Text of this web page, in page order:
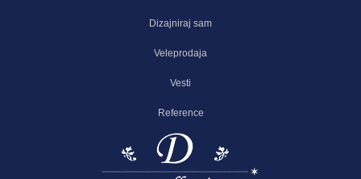
Dizajniraj sam
Veleprodaja
Vesti
Reference